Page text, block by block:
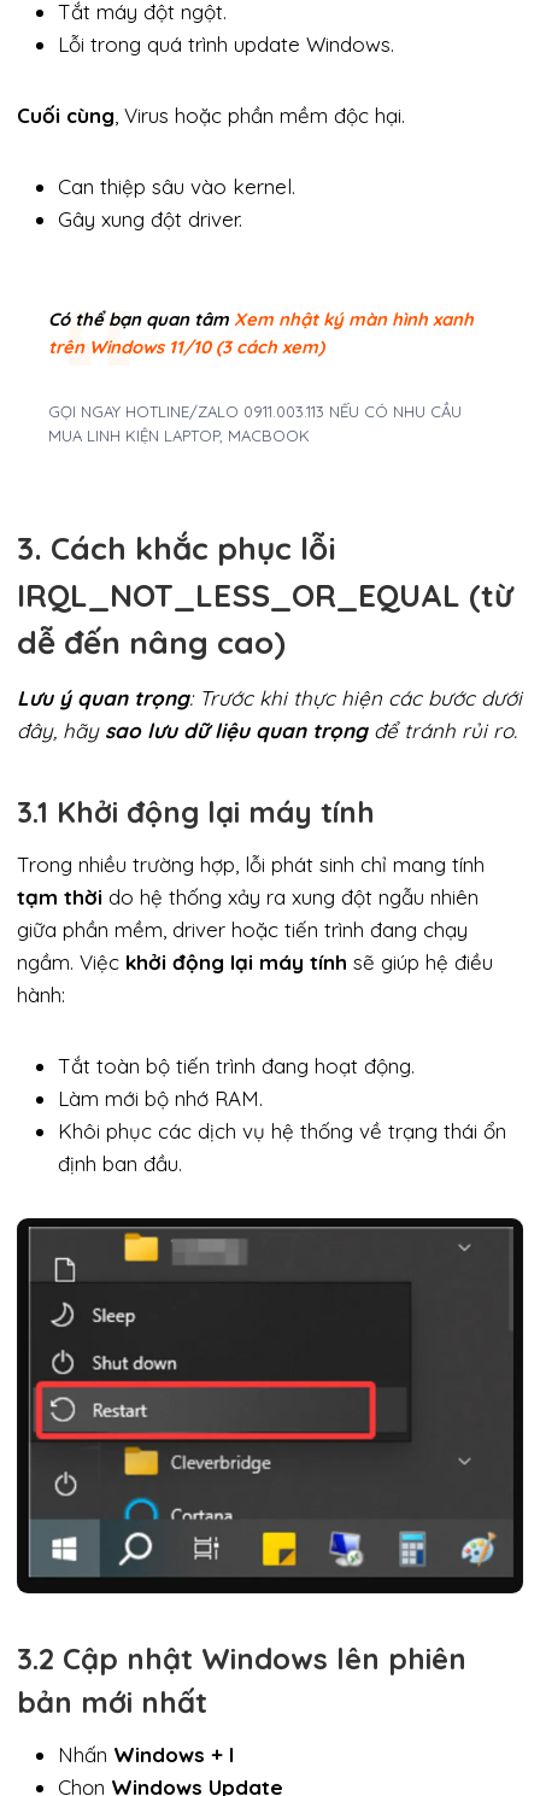
Tắt máy đột ngột.
Lỗi trong quá trình update Windows.
Cuối cùng , Virus hoặc phần mềm độc hại.
Can thiệp sâu vào kernel.
Gây xung đột driver.
Có thể bạn quan tâm Xem nhật ký màn hình xanh
trên Windows 11/10 (3 cách xem)
GỌI NGAY HOTLINE/ZALO 0911.003.113 NẾU CÓ NHU CẦU
MUA LINH KIỆN LAPTOP, MACBOOK
3. Cách khắc phục lỗi
IRQL_NOT_LESS_OR_EQUAL (từ
dễ đến nâng cao)
Lưu ý quan trọng: Trước khi thực hiện các bước dưới
đây, hãy sao lưu dữ liệu quan trọngđể tránh rủi ro.
3.1 Khởi động lại máy tính
Trong nhiều trường hợp, lỗi phát sinh chỉ mang tính
tạm thời do hệ thống xảy ra xung đột ngẫu nhiên
giữa phần mềm, driver hoặc tiến trình đang chạy
ngầm. Việc khởi động lại máy tính sẽ giúp hệ điều
hành:
Tắt toàn bộ tiến trình đang hoạt động.
Làm mới bộ nhớ RAM.
Khôi phục các dịch vụ hệ thống về trạng thái ổn
định ban đầu.
3.2 Cập nhật Windows lên phiên
bản mới nhất
Nhấn Windows + I
Chọn Windows Update